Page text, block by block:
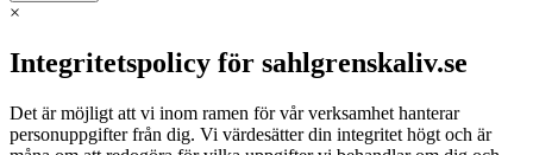
×
Integritetspolicy för sahlgrenskaliv.se
Det är möjligt att vi inom ramen för vår verksamhet hanterar
personuppgifter från dig. Vi värdesätter din integritet högt och är